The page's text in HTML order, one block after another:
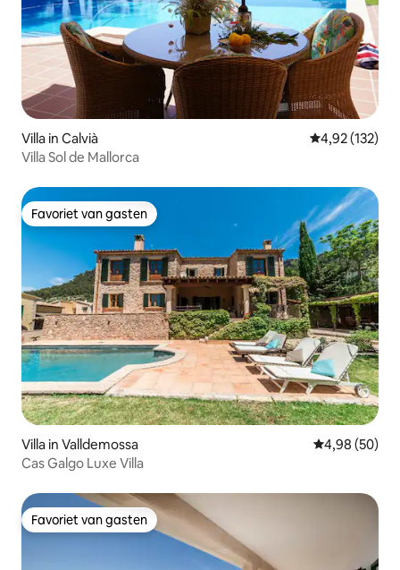
Villa in Calvià Gemiddelde
4,92 (132)
Villa Sol de Mallorca
Favoriet van gasten
Favoriet van gasten
Villa in Valldemossa Gemiddelde
4,98 (50)
Cas Galgo Luxe Villa
Favoriet van gasten
Favoriet van gasten